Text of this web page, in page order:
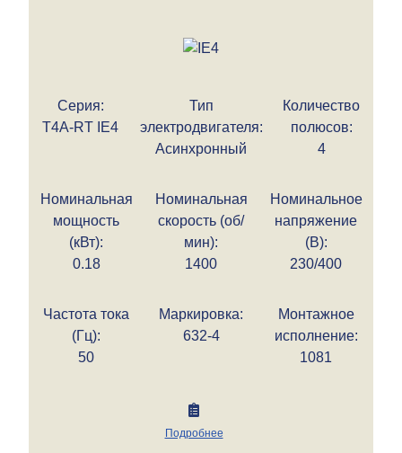
Серия:
T4A-RT IE4
Тип
электродвигателя:
Асинхронный
Количество
полюсов:
4
Номинальная
мощность
(кВт):
0.18
Номинальная
скорость (об/
мин):
1400
Номинальное
напряжение
(В):
230/400
Частота тока
(Гц):
50
Маркировка:
632-4
Монтажное
исполнение:
1081
Подробнее